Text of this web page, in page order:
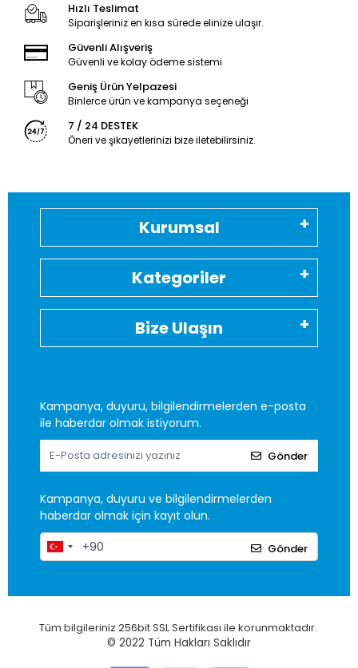
Hızlı Teslimat
Siparişleriniz en kısa sürede elinize ulaşır.
Güvenli Alışveriş
Güvenli ve kolay ödeme sistemi
Geniş Ürün Yelpazesi
Binlerce ürün ve kampanya seçeneği
7 / 24 DESTEK
Öneri ve şikayetlerinizi bize iletebilirsiniz.
Kurumsal
Kategoriler
Bize Ulaşın
Kampanya, duyuru, bilgilendirmelerden e-posta
ile haberdar olmak istiyorum.
Gönder
Kampanya, duyuru ve bilgilendirmelerden
haberdar olmak için kayıt olun.
Gönder
Tüm bilgileriniz 256bit SSL Sertifikası ile korunmaktadır.
© 2022 Tüm Hakları Saklıdır